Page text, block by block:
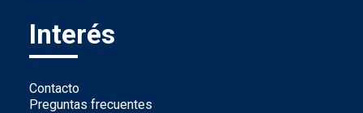
Interés
Contacto
Preguntas frecuentes